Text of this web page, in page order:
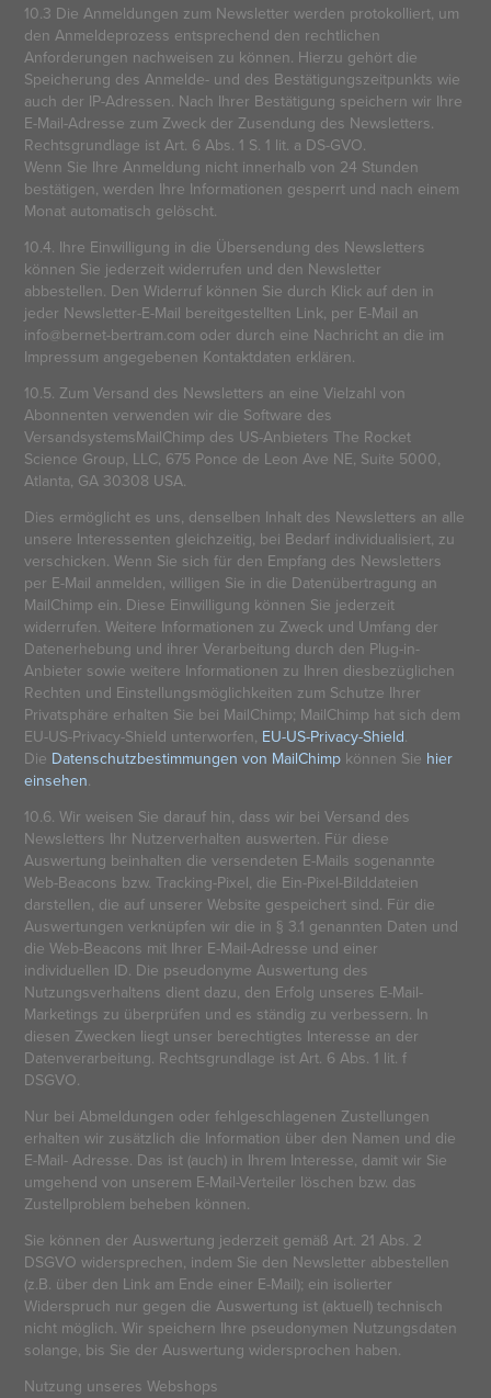
10.3 Die Anmeldungen zum Newsletter werden protokolliert, um
den Anmeldeprozess entsprechend den rechtlichen
Anforderungen nachweisen zu können. Hierzu gehört die
Speicherung des Anmelde- und des Bestätigungszeitpunkts wie
auch der IP-Adressen. Nach Ihrer Bestätigung speichern wir Ihre
E-Mail-Adresse zum Zweck der Zusendung des Newsletters.
Rechtsgrundlage ist Art. 6 Abs. 1 S. 1 lit. a DS-GVO.
Wenn Sie Ihre Anmeldung nicht innerhalb von 24 Stunden
bestätigen, werden Ihre Informationen gesperrt und nach einem
Monat automatisch gelöscht.
10.4. Ihre Einwilligung in die Übersendung des Newsletters
können Sie jederzeit widerrufen und den Newsletter
abbestellen. Den Widerruf können Sie durch Klick auf den in
jeder Newsletter-E-Mail bereitgestellten Link, per E-Mail an
info@bernet-bertram.com oder durch eine Nachricht an die im
Impressum angegebenen Kontaktdaten erklären.
10.5. Zum Versand des Newsletters an eine Vielzahl von
Abonnenten verwenden wir die Software des
VersandsystemsMailChimp des US-Anbieters The Rocket
Science Group, LLC, 675 Ponce de Leon Ave NE, Suite 5000,
Atlanta, GA 30308 USA.
Dies ermöglicht es uns, denselben Inhalt des Newsletters an alle
unsere Interessenten gleichzeitig, bei Bedarf individualisiert, zu
verschicken. Wenn Sie sich für den Empfang des Newsletters
per E-Mail anmelden, willigen Sie in die Datenübertragung an
MailChimp ein. Diese Einwilligung können Sie jederzeit
widerrufen. Weitere Informationen zu Zweck und Umfang der
Datenerhebung und ihrer Verarbeitung durch den Plug-in-
Anbieter sowie weitere Informationen zu Ihren diesbezüglichen
Rechten und Einstellungsmöglichkeiten zum Schutze Ihrer
Privatsphäre erhalten Sie bei MailChimp; MailChimp hat sich dem
EU-US-Privacy-Shield unterworfen, EU-US-Privacy-Shield.
Die Datenschutzbestimmungen von MailChimp können Sie hier
einsehen.
10.6. Wir weisen Sie darauf hin, dass wir bei Versand des
Newsletters Ihr Nutzerverhalten auswerten. Für diese
Auswertung beinhalten die versendeten E-Mails sogenannte
Web-Beacons bzw. Tracking-Pixel, die Ein-Pixel-Bilddateien
darstellen, die auf unserer Website gespeichert sind. Für die
Auswertungen verknüpfen wir die in § 3.1 genannten Daten und
die Web-Beacons mit Ihrer E-Mail-Adresse und einer
individuellen ID. Die pseudonyme Auswertung des
Nutzungsverhaltens dient dazu, den Erfolg unseres E-Mail-
Marketings zu überprüfen und es ständig zu verbessern. In
diesen Zwecken liegt unser berechtigtes Interesse an der
Datenverarbeitung. Rechtsgrundlage ist Art. 6 Abs. 1 lit. f
DSGVO.
Nur bei Abmeldungen oder fehlgeschlagenen Zustellungen
erhalten wir zusätzlich die Information über den Namen und die
E-Mail- Adresse. Das ist (auch) in Ihrem Interesse, damit wir Sie
umgehend von unserem E-Mail-Verteiler löschen bzw. das
Zustellproblem beheben können.
Sie können der Auswertung jederzeit gemäß Art. 21 Abs. 2
DSGVO widersprechen, indem Sie den Newsletter abbestellen
(z.B. über den Link am Ende einer E-Mail); ein isolierter
Widerspruch nur gegen die Auswertung ist (aktuell) technisch
nicht möglich. Wir speichern Ihre pseudonymen Nutzungsdaten
solange, bis Sie der Auswertung widersprochen haben.
Nutzung unseres Webshops